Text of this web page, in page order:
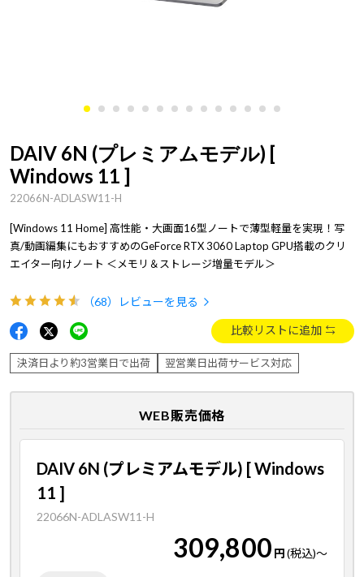
DAIV 6N (プレミアムモデル) [
Windows 11 ]
22066N-ADLASW11-H
[Windows 11 Home] 高性能・大画面16型ノートで薄型軽量を実現！写
真/動画編集にもおすすめのGeForce RTX 3060 Laptop GPU搭載のクリ
エイター向けノート ＜メモリ＆ストレージ増量モデル＞
（68） レビューを見る
比較リストに追加
決済日より約3営業日で出荷 翌営業日出荷サービス対応
WEB販売価格
DAIV 6N (プレミアムモデル) [ Windows
11 ]
22066N-ADLASW11-H
309,800 円(税込)～